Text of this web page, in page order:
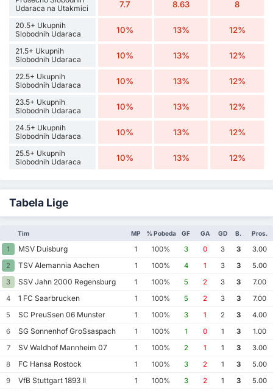
Udaraca na Utakmici
7.7 8.63 8
20.5+ Ukupnih
Slobodnih Udaraca
10% 13% 12%
21.5+ Ukupnih
Slobodnih Udaraca
10% 13% 12%
22.5+ Ukupnih
Slobodnih Udaraca
10% 13% 12%
23.5+ Ukupnih
Slobodnih Udaraca
10% 13% 12%
24.5+ Ukupnih
Slobodnih Udaraca
10% 13% 12%
25.5+ Ukupnih
Slobodnih Udaraca
10% 13% 12%
Tabela Lige
Tim MP % Pobeda GF GA GD B. Pros.
1 MSV Duisburg 1 100% 3 0 3 3
3.00
2
TSV Alemannia Aachen 1 100% 4 1 3 3
5.00
3
SSV Jahn 2000 Regensburg 1 100% 5 2 3 3
7.00
4
1 FC Saarbrucken 1 100% 5 2 3 3
7.00
5
SC PreuSsen 06 Munster 1 100% 3 1 2 3
4.00
6
SG Sonnenhof GroSsaspach 1 100% 1 0 1 3
1.00
7
SV Waldhof Mannheim 07 1 100% 2 1 1 3
3.00
8
FC Hansa Rostock 1 100% 3 2 1 3
5.00
9
VfB Stuttgart 1893 II 1 100% 3 2 1 3
5.00